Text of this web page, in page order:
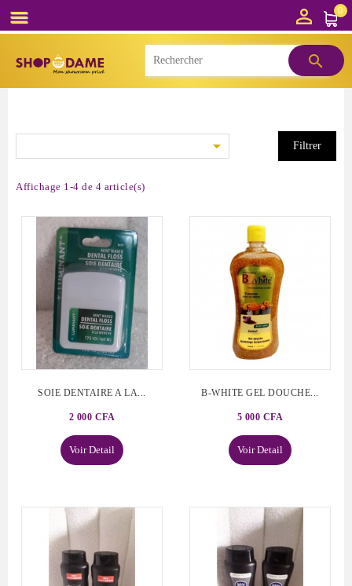
 0


 Filtrer
Affichage 1-4 de 4 article(s)
SOIE DENTAIRE A LA...
2 000 CFA
Voir Detail
B-WHITE GEL DOUCHE...
5 000 CFA
Voir Detail